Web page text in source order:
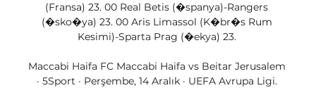
(Fransa) 23. 00 Real Betis (�spanya)-Rangers
(�sko�ya) 23. 00 Aris Limassol (K�br�s Rum
Kesimi)-Sparta Prag (�ekya) 23.
Maccabi Haifa FC Maccabi Haifa vs Beitar Jerusalem
· 5Sport · Perşembe, 14 Aralık · UEFA Avrupa Ligi.